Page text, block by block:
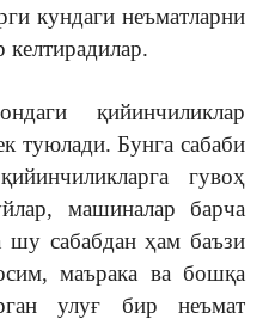
кундаги неъматларни
қийинчиликлар
туюлади. Бунга сабаби
гувоҳ
машиналар барча
шу сабабдан ҳам баъзи
маърака ва бошқа
улуғ бир неъмат